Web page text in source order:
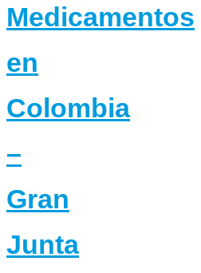
Medicamentos
en
Colombia
–
Gran
Junta